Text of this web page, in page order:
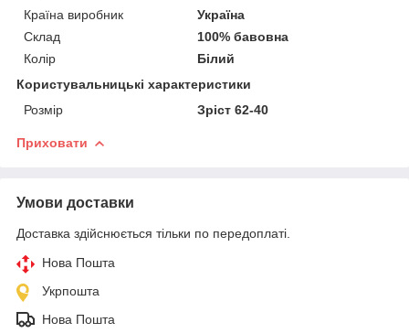
Країна виробник
Україна
Склад
100% бавовна
Колір
Білий
Користувальницькі характеристики
Розмір
Зріст 62-40
Приховати
Умови доставки
Доставка здійснюється тільки по передоплаті.
Нова Пошта
Укрпошта
Нова Пошта